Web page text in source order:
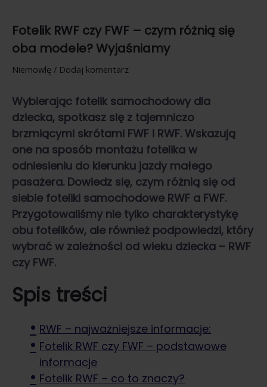
Fotelik RWF czy FWF – czym różnią się
oba modele? Wyjaśniamy
Niemowlę / Dodaj komentarz
Wybierając fotelik samochodowy dla
dziecka, spotkasz się z tajemniczo
brzmiącymi skrótami FWF i RWF. Wskazują
one na sposób montażu fotelika w
odniesieniu do kierunku jazdy małego
pasażera. Dowiedz się, czym różnią się od
siebie foteliki samochodowe RWF a FWF.
Przygotowaliśmy nie tylko charakterystykę
obu fotelików, ale również podpowiedzi, który
wybrać w zależności od wieku dziecka – RWF
czy FWF.
Spis treści
RWF – najważniejsze informacje:
Fotelik RWF czy FWF – podstawowe
informacje
Fotelik RWF – co to znaczy?